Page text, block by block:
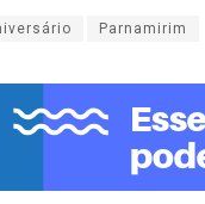
Parnamirim